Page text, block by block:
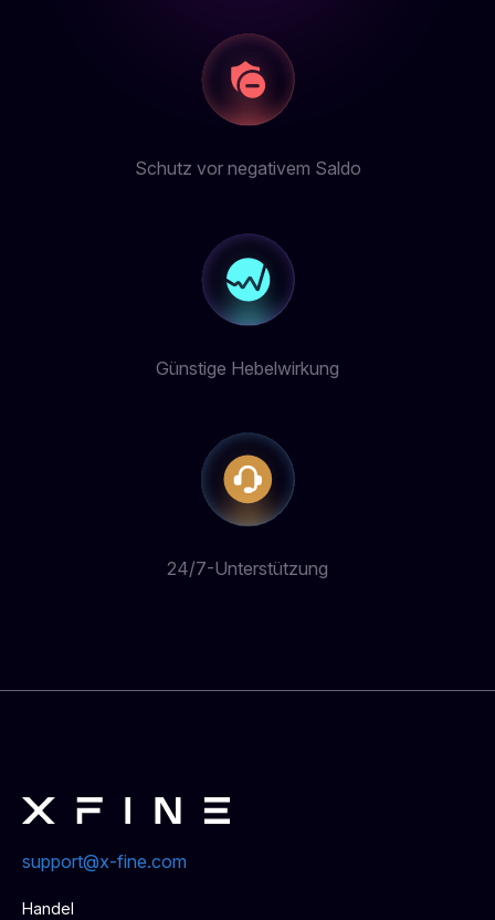
Schutz vor negativem Saldo
Günstige Hebelwirkung
24/7-Unterstützung
support@x-fine.com
Handel